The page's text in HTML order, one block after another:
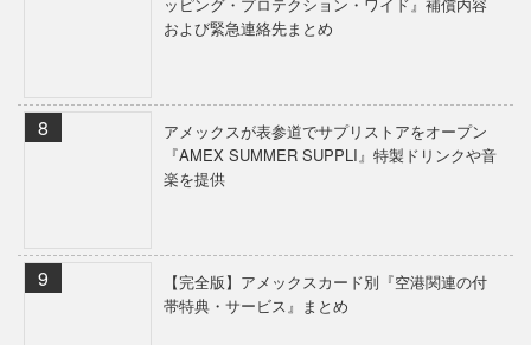
および緊急連絡先まとめ
アメックスが表参道でサプリストアをオープン
『AMEX SUMMER SUPPLI』特製ドリンクや音
楽を提供
【完全版】アメックスカード別『空港関連の付
帯特典・サービス』まとめ